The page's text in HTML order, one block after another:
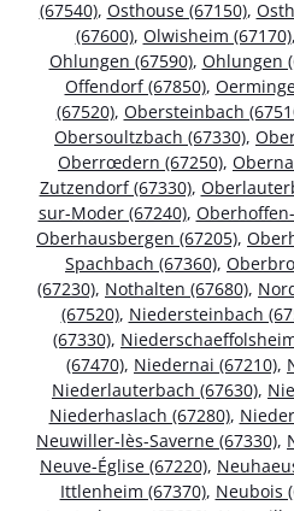
(67540), Osthouse (67150),
(67600), Olwisheim (67170),
Ohlungen (67590), Ohlungen
Offendorf (67850),
(67520), Obersteinbach
Obersoultzbach (67330),
Oberrœdern (67250),
Zutzendorf (67330),
sur-Moder (67240),
Oberhausbergen (67205),
Spachbach (67360),
(67230), Nothalten (67680),
(67520), Niedersteinbach
(67330),
(67470), Niedernai (67210),
Niederlauterbach (67630),
Niederhaslach (67280),
Neuwiller-lès-Saverne (67330),
Neuve-Église (67220),
Ittlenheim (67370), Neubois